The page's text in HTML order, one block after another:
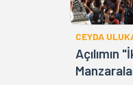
CEYDA
Açılımın